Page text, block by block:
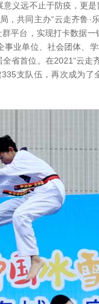
义远不止于防疫，更
，共同主办“云走齐鲁·
平台，实现打卡数据
事业单位、社会团体、
省首位。在2021“云走
支队伍，再次成为了